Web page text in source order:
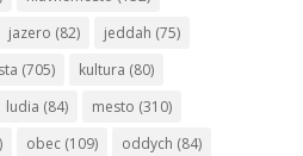
jazero (82) jeddah (75)
(705) kultura (80)
ludia (84) mesto (310)
obec(109) oddych (84)